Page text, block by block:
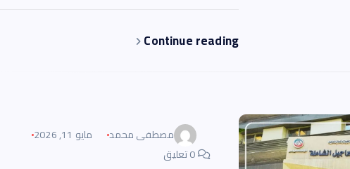
Continue reading
مصطفى محمد
مايو 11, 2026